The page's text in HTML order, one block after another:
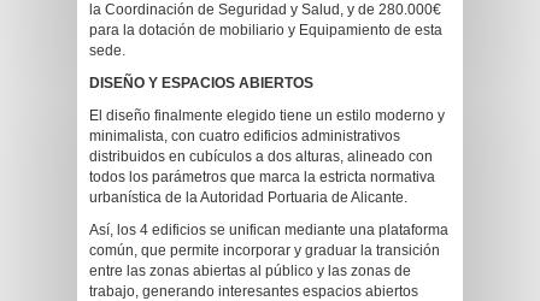
la Coordinación de Seguridad y Salud, y de 280.000€
para la dotación de mobiliario y Equipamiento de esta
sede.
DISEÑO Y ESPACIOS ABIERTOS
El diseño finalmente elegido tiene un estilo moderno y
minimalista, con cuatro edificios administrativos
distribuidos en cubículos a dos alturas, alineado con
todos los parámetros que marca la estricta normativa
urbanística de la Autoridad Portuaria de Alicante.
Así, los 4 edificios se unifican mediante una plataforma
común, que permite incorporar y graduar la transición
entre las zonas abiertas al público y las zonas de
trabajo, generando interesantes espacios abiertos